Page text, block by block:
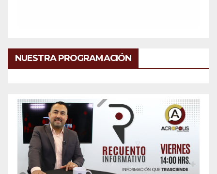
NUESTRA PROGRAMACIÓN